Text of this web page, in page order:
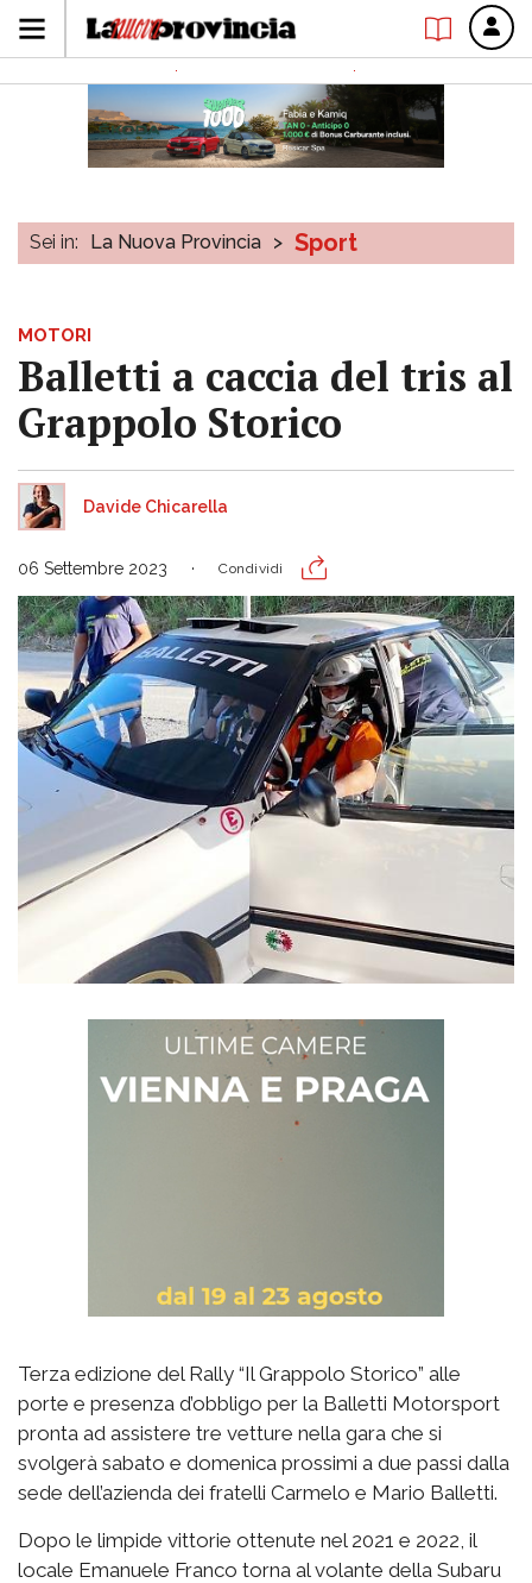
Sei in: La Nuova Provincia > Sport
MOTORI
Balletti a caccia del tris al
Grappolo Storico
Davide Chicarella
06 Settembre 2023 Condividi
Terza edizione del Rally “Il Grappolo Storico” alle
porte e presenza d’obbligo per la Balletti Motorsport
pronta ad assistere tre vetture nella gara che si
svolgerà sabato e domenica prossimi a due passi dalla
sede dell’azienda dei fratelli Carmelo e Mario Balletti.
Dopo le limpide vittorie ottenute nel 2021 e 2022, il
locale Emanuele Franco torna al volante della Subaru